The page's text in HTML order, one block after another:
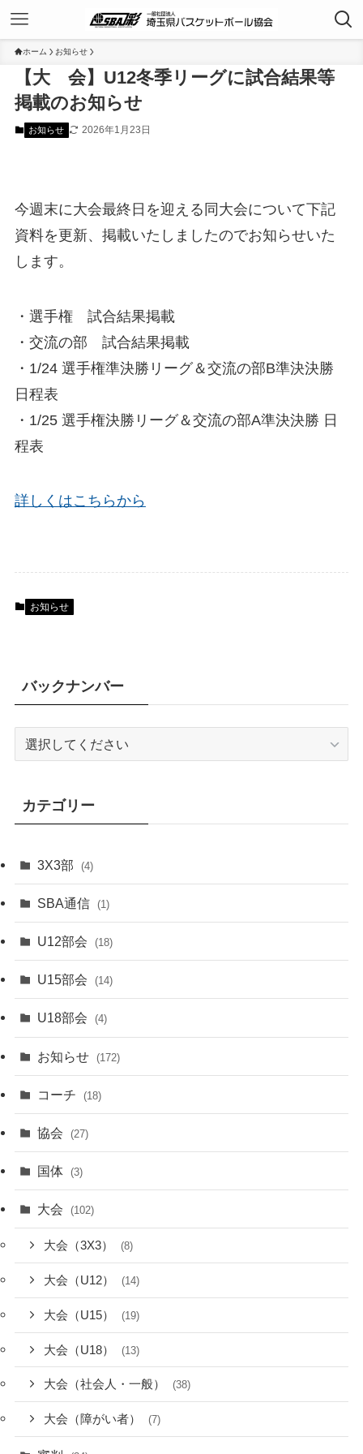
ホーム お知らせ
【大 会】U12冬季リーグに試合結果等
掲載のお知らせ
お知らせ 2026年1月23日
今週末に大会最終日を迎える同大会について下記
資料を更新、掲載いたしましたのでお知らせいた
します。
・選手権 試合結果掲載
・交流の部 試合結果掲載
・1/24 選手権準決勝リーグ＆交流の部B準決決勝
日程表
・1/25 選手権決勝リーグ＆交流の部A準決決勝 日
程表
詳しくはこちらから
お知らせ
バックナンバー
カテゴリー
3X3部 (4)
SBA通信 (1)
U12部会 (18)
U15部会 (14)
U18部会 (4)
お知らせ (172)
コーチ (18)
協会 (27)
国体 (3)
大会 (102)
大会（3X3） (8)
大会（U12） (14)
大会（U15） (19)
大会（U18） (13)
大会（社会人・一般） (38)
大会（障がい者） (7)